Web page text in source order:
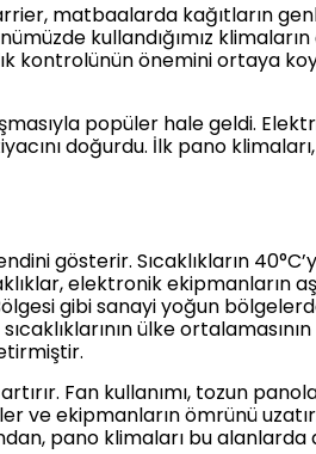
matbaalarda kağıtların
kullandığımız klimaların
kontrolünün önemini ortaya
popüler hale geldi.
doğurdu. İlk pano
gösterir. Sıcaklıkların
elektronik ekipmanların
gibi sanayi yoğun
ülke ortalamasının
Fan kullanımı, tozun
ve ekipmanların ömrünü
pano klimaları bu alanlarda